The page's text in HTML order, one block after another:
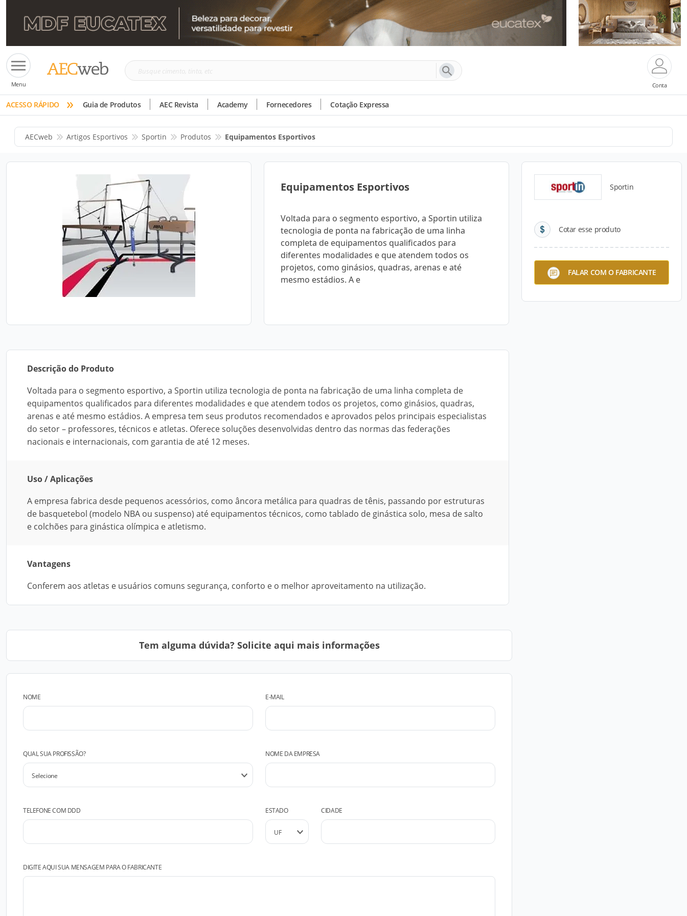
Menu
Busque
tinta,
etc
Conta
ACESSO RÁPIDO » Guia de Produtos AEC Revista Academy Fornecedores Cotação Expressa
AECweb Artigos Esportivos Sportin Produtos Equipamentos Esportivos
Equipamentos Esportivos
Voltada para o segmento esportivo, a Sportin utiliza
tecnologia de ponta na fabricação de uma linha
completa de equipamentos qualificados para
diferentes modalidades e que atendem todos os
projetos, como ginásios, quadras, arenas e até
mesmo estádios. A e
Sportin
Cotar esse produto
FALAR COM O FABRICANTE
Descrição do Produto
Voltada para o segmento esportivo, a Sportin utiliza tecnologia de ponta na fabricação de uma linha completa de
equipamentos qualificados para diferentes modalidades e que atendem todos os projetos, como ginásios, quadras,
arenas e até mesmo estádios. A empresa tem seus produtos recomendados e aprovados pelos principais especialistas
do setor – professores, técnicos e atletas. Oferece soluções desenvolvidas dentro das normas das federações
nacionais e internacionais, com garantia de até 12 meses.
Uso / Aplicações
A empresa fabrica desde pequenos acessórios, como âncora metálica para quadras de tênis, passando por estruturas
de basquetebol (modelo NBA ou suspenso) até equipamentos técnicos, como tablado de ginástica solo, mesa de salto
e colchões para ginástica olímpica e atletismo.
Vantagens
Conferem aos atletas e usuários comuns segurança, conforto e o melhor aproveitamento na utilização.
Tem alguma dúvida? Solicite aqui mais informações
NOME E-MAIL
QUAL SUA PROFISSÃO? NOME DA EMPRESA
TELEFONE COM DDD ESTADO CIDADE
DIGITE AQUI SUA MENSAGEM PARA O FABRICANTE